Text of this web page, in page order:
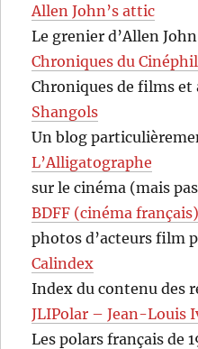
Allen John’s attic
Le grenier d’Allen
Chroniques du
Chroniques de films et
Shangols
Un blog
L’Alligatographe
sur le cinéma (mais
BDFF (cinéma français)
photos d’acteurs film
Calindex
Index du contenu des
JLIPolar – Jean-Louis
Les polars français de